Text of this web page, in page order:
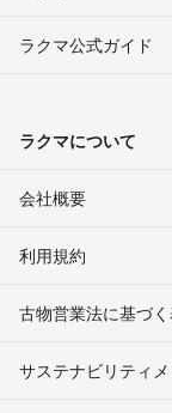
ラクマ公式ガイド
ラクマについて
会社概要
利用規約
古物営業法に基づ
サステナビリティ